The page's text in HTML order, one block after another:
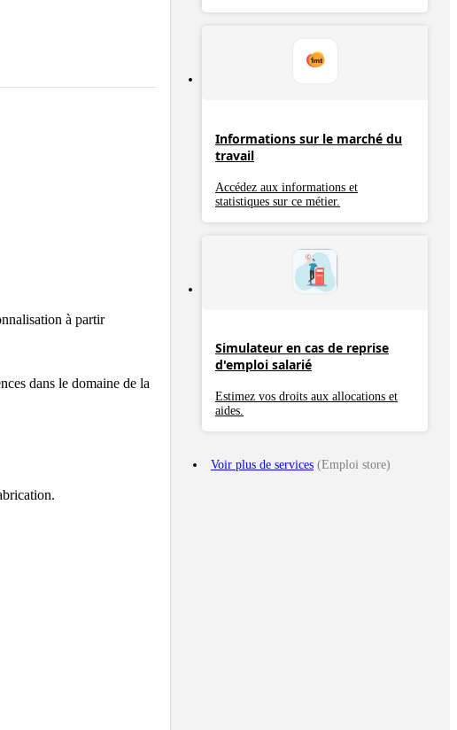
à partir
dans le domaine de la
Informations sur le marché du
travail
Accédez aux informations et
statistiques sur ce métier.
Simulateur en cas de reprise
d'emploi salarié
Estimez vos droits aux allocations et
aides.
Voir plus de services (Emploi store)